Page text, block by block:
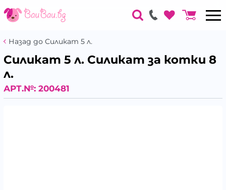
Назад до Силикат 5 л.
Силикат 5 л. Силикат за котки 8
л.
АРТ.№: 200481